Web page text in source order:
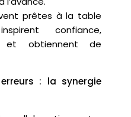
prêtes à la table
confiance,
et obtiennent de
: la synergie